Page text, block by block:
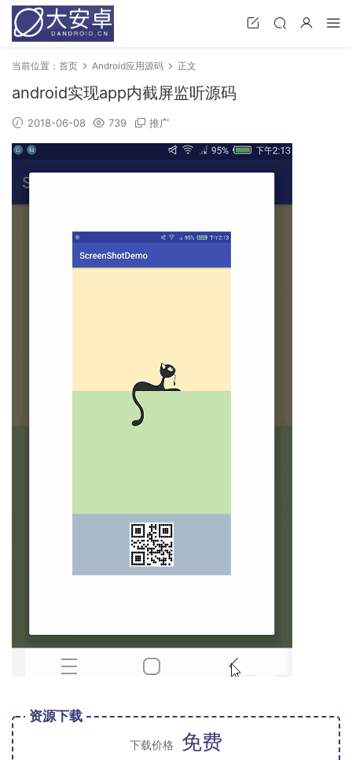
当前位置： 首页 Android应用源码 正文
android实现app内截屏监听源码
2018-06-08 739 推广
资源下载
下载价格 免费